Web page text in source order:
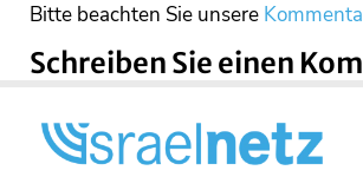
Bitte beachten Sie unsere
Schreiben Sie einen